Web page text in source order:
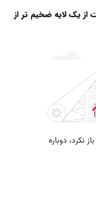
یک لایه ضخیم تر از